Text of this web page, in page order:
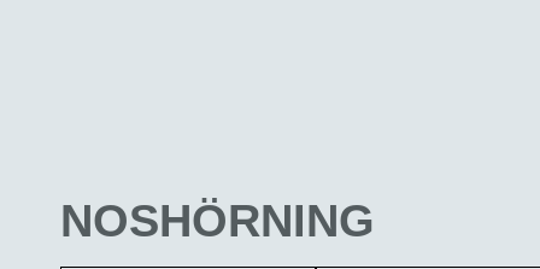
NOSHÖRNING